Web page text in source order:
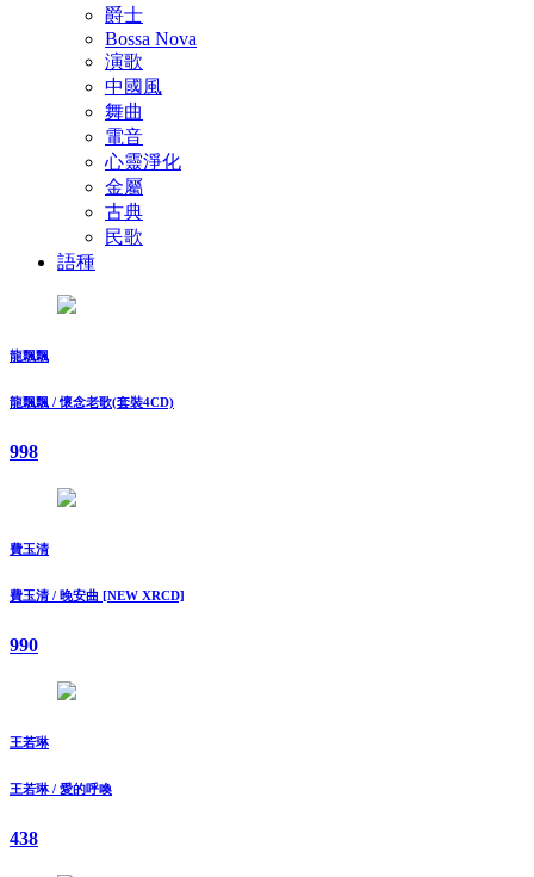
爵士
Bossa Nova
演歌
中國風
舞曲
電音
心靈淨化
金屬
古典
民歌
語種
龍飄飄
龍飄飄 / 懷念老歌(套裝4CD)
998
費玉清
費玉清 / 晚安曲 [NEW XRCD]
990
王若琳
王若琳 / 愛的呼喚
438